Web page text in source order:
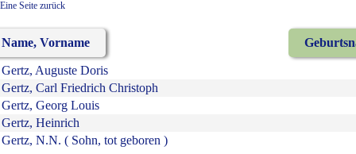
Eine Seite zurück
Name, Vorname
Gertz, Auguste Doris
Gertz, Carl Friedrich Christoph
Gertz, Georg Louis
Gertz, Heinrich
Gertz, N.N. ( Sohn, tot geboren )